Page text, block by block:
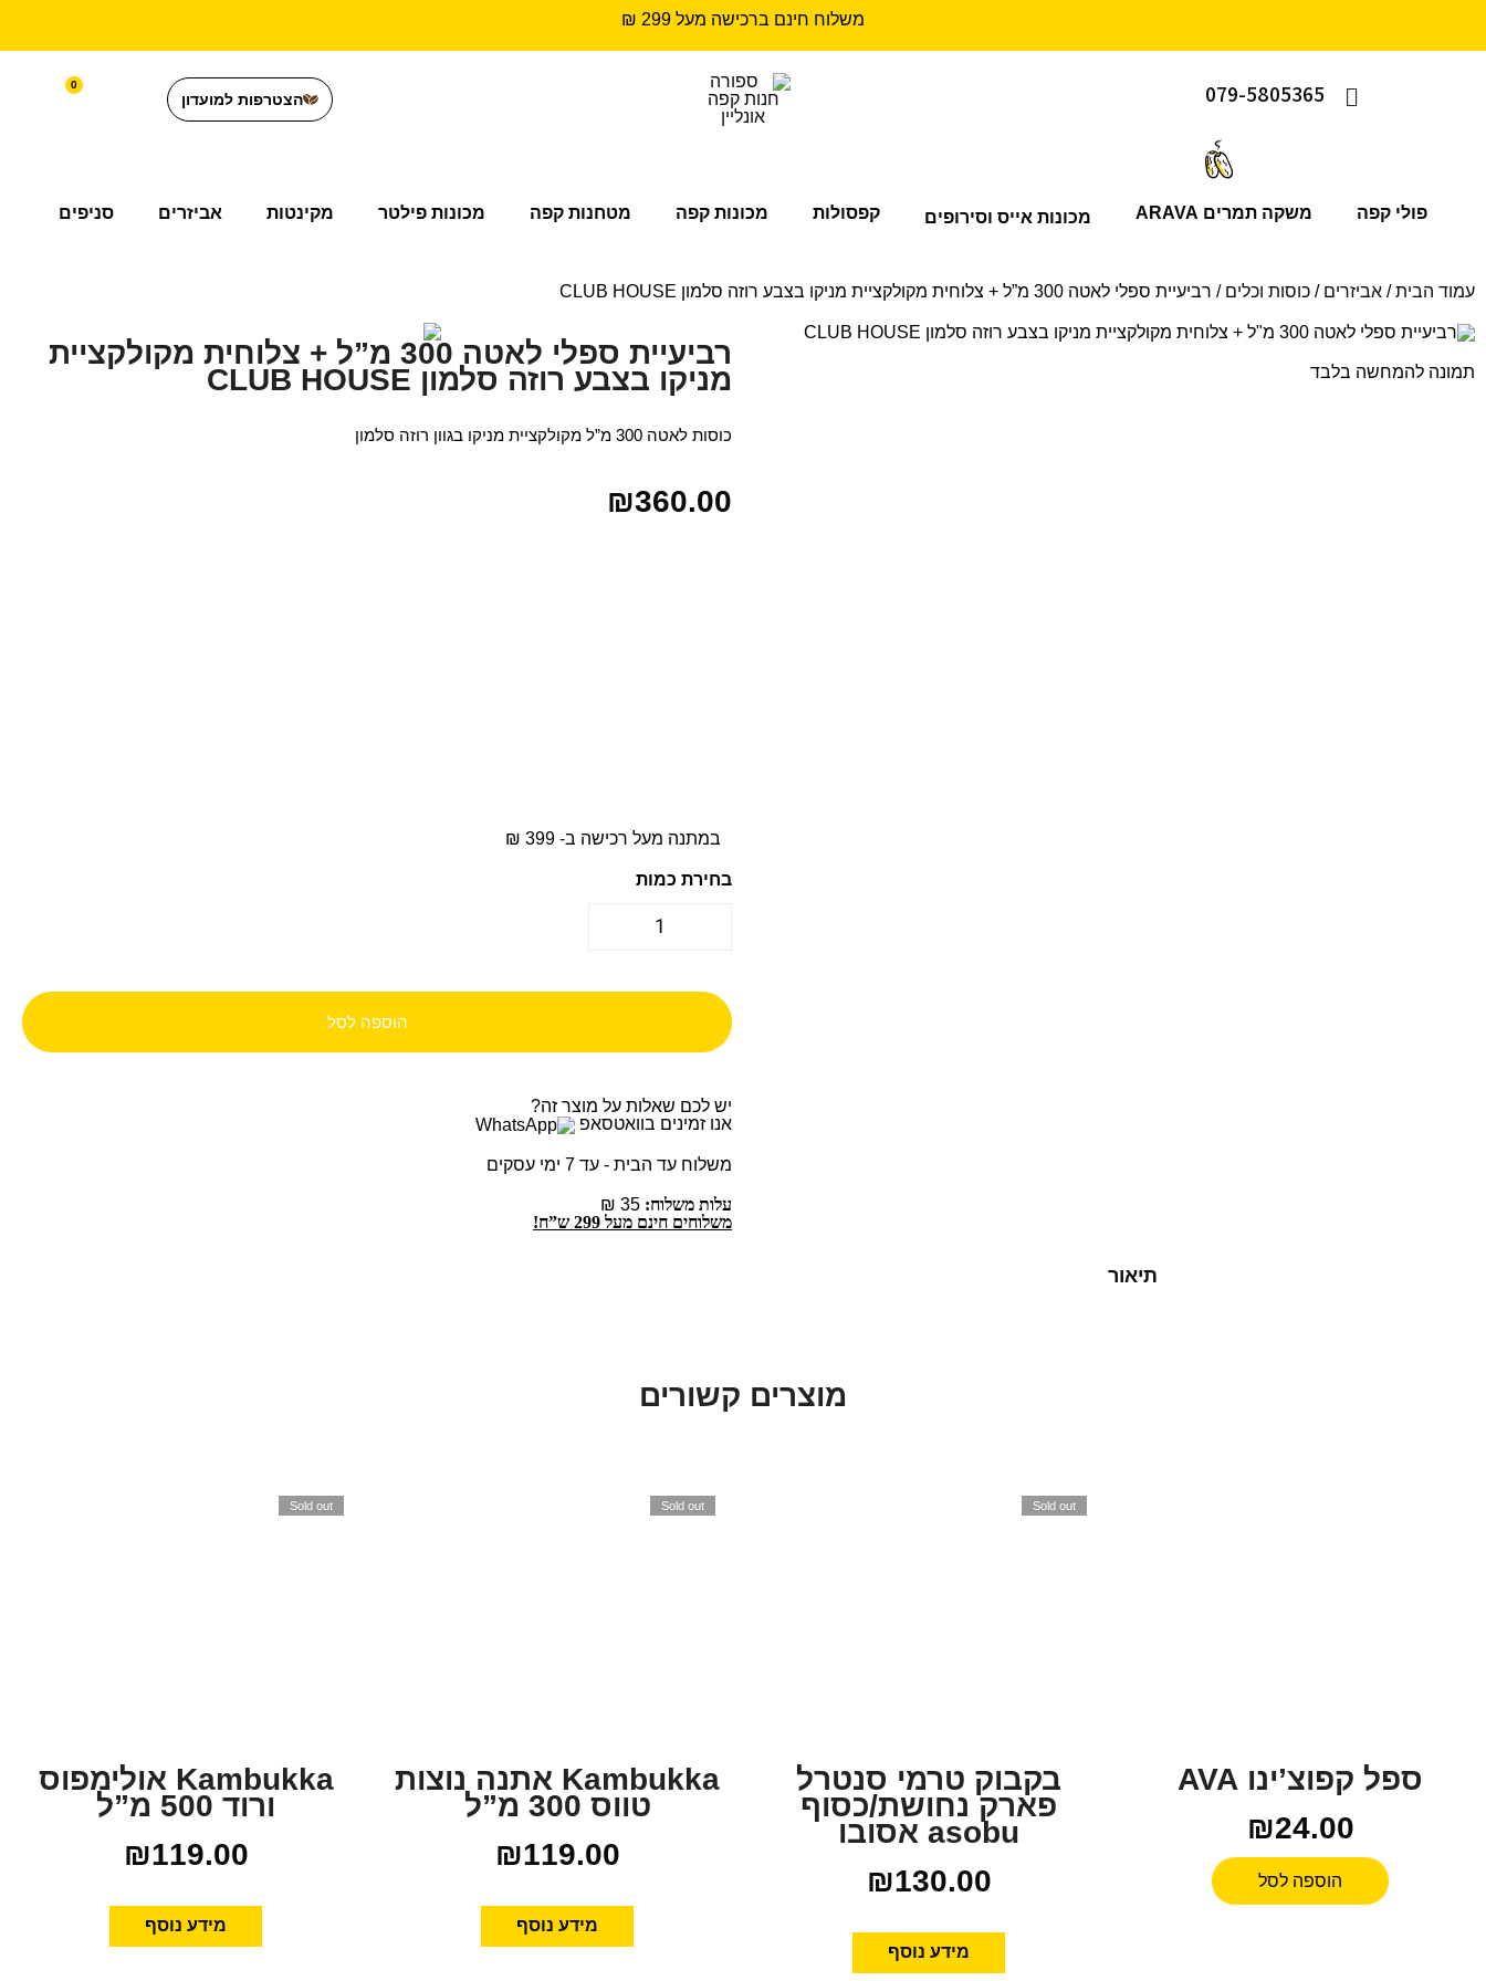
משלוח חינם ברכישה מעל 299 ₪
079-5805365 הצטרפות למועדון
0
פולי קפה משקה תמרים ARAVA מכונות אייס וסירופים קפסולות מכונות קפה מטחנות קפה מכונות פילטר מקינטות אביזרים סניפים
עמוד הבית/ אביזרים / כוסות וכלים / רביעיית ספלי לאטה 300 מ”ל + צלוחית מקולקציית מניקו בצבע רוזה סלמון CLUB HOUSE
תמונה להמחשה בלבד
רביעיית ספלי לאטה 300 מ”ל + צלוחית מקולקציית
מניקו בצבע רוזה סלמון CLUB HOUSE
כוסות לאטה 300 מ”ל מקולקציית מניקו בגוון רוזה סלמון
₪360.00
במתנה מעל רכישה ב- 399 ₪
הוספה לסל
יש לכם שאלות על מוצר זה?
אנו זמינים בוואטסאפ
משלוח עד הבית - עד 7 ימי עסקים
עלות משלוח:
משלוחים חינם מעל 299 ש”ח!
תיאור
מוצרים קשורים
ספל קפוצ’ינו AVA
₪24.00
הוספה לסל
Sold out
בקבוק טרמי סנטרל
פארק נחושת/כסוף
asobu אסובו
₪130.00
מידע נוסף
Sold out
Kambukka אתנה נוצות
טווס 300 מ”ל
₪119.00
מידע נוסף
Sold out
Kambukka אולימפוס
ורוד 500 מ”ל
₪119.00
מידע נוסף